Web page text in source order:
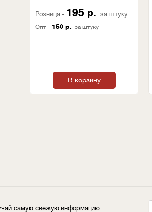
Розница - 195 р. за штуку
Опт - 150 р. за штуку
В корзину
самую свежую информацию